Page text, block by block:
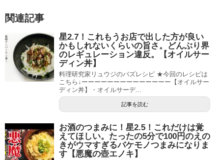
関連記事
星2.7！これもうお店で出した方が良い
かもしれないくらいの旨さ。どんぶり界
のレギュレーション違反。【オイルサー
ディン丼】
料理研究家リュウジのバズレシピ ★今回のレシピは
こちら↓ーーーーーーーーーーーーーー【オイルサー
ディン丼】・オイルサーデ...
記事を読む
お酒のつまみに！星2.5！これだけは覚
えてほしい。たったの5分で100円のえの
きがウマすぎるバケモノつまみになりま
す【悪魔の壺エノキ】